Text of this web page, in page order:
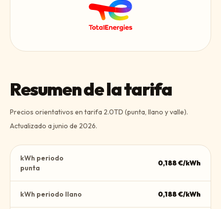
Resumen de la tarifa
Precios orientativos en tarifa 2.0TD (punta, llano y valle).
Actualizado a junio de 2026.
kWh periodo
punta
0,188€/kWh
kWh periodo llano 0,188€/kWh